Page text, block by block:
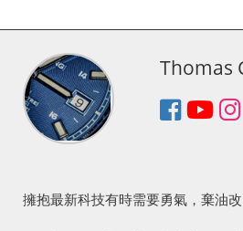
Thomas
擁抱最新科技有時需要勇氣，棄油